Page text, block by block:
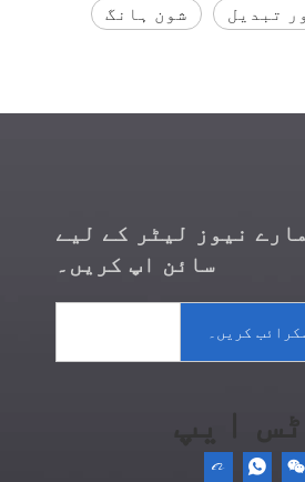
شون ہانگ
نیوز لیٹر کے لیے
سائن اپ کریں۔
کریں۔
ایپ